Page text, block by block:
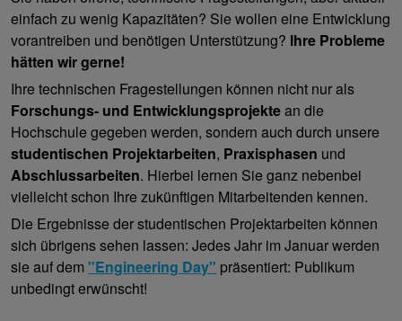
einfach zu wenig Kapazitäten? Sie wollen eine Entwicklung
vorantreiben und benötigen Unterstützung? Ihre Probleme
hätten wir gerne!
Ihre technischen Fragestellungen können nicht nur als
Forschungs- und Entwicklungsprojektean die
Hochschule gegeben werden, sondern auch durch unsere
studentischen Projektarbeiten, Praxisphasen und
Abschlussarbeiten. Hierbei lernen Sie ganz nebenbei
vielleicht schon Ihre zukünftigen Mitarbeitenden kennen.
Die Ergebnisse der studentischen Projektarbeiten können
sich übrigens sehen lassen: Jedes Jahr im Januar werden
sie auf dem "Engineering Day" präsentiert: Publikum
unbedingt erwünscht!